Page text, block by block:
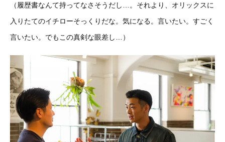
（履歴書なんて持ってなさそうだし…。それより、オリックスに
入りたてのイチローそっくりだな。気になる。言いたい。すごく
言いたい。でもこの真剣な眼差し…）